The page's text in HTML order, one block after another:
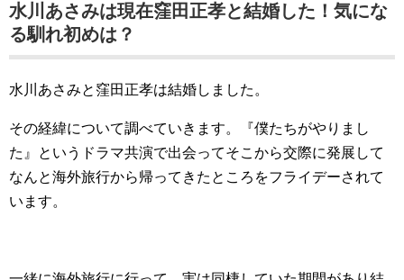
水川あさみは現在窪田正孝と結婚した！気にな
る馴れ初めは？
水川あさみと窪田正孝は結婚しました。
その経緯について調べていきます。『僕たちがやりまし
た』というドラマ共演で出会ってそこから交際に発展して
なんと海外旅行から帰ってきたところをフライデーされて
います。